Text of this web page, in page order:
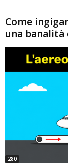
Come
una
280